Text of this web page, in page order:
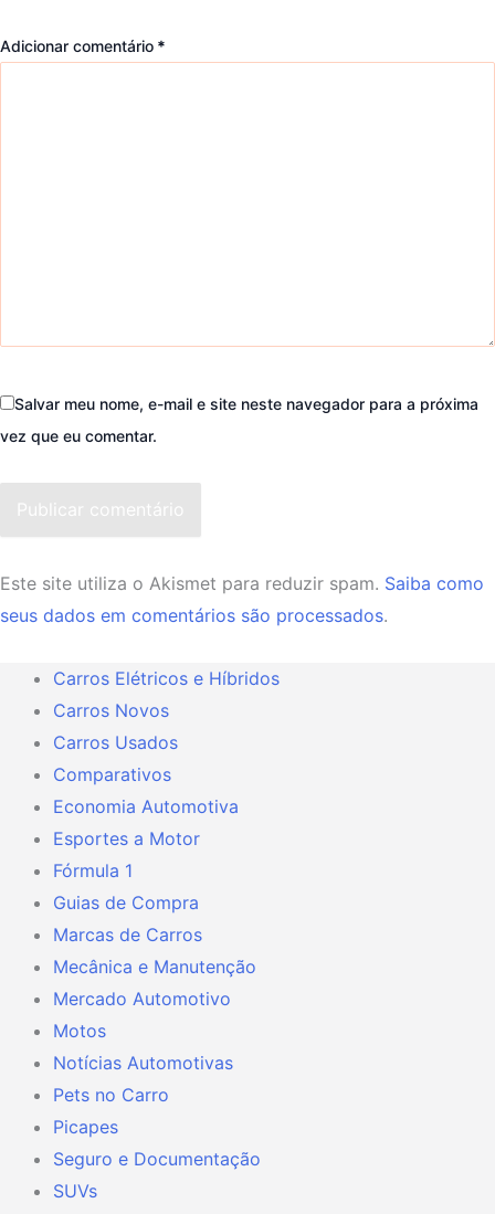
Adicionar comentário *
Salvar meu nome, e-mail e site neste navegador para a próxima
vez que eu comentar.
Publicar comentário
Este site utiliza o Akismet para reduzir spam. Saiba como
seus dados em comentários são processados.
Carros Elétricos e Híbridos
Carros Novos
Carros Usados
Comparativos
Economia Automotiva
Esportes a Motor
Fórmula 1
Guias de Compra
Marcas de Carros
Mecânica e Manutenção
Mercado Automotivo
Motos
Notícias Automotivas
Pets no Carro
Picapes
Seguro e Documentação
SUVs